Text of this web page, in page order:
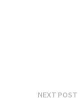
NEXT POST